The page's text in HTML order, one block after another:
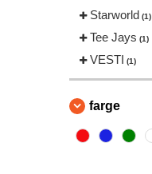
Starworld (1)
Tee Jays (1)
VESTI (1)
farge